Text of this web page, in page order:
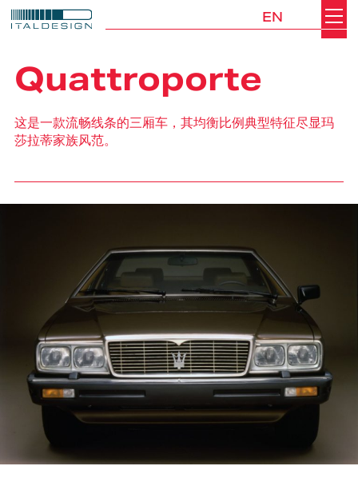
EN Search
Quattroporte
这是一款流畅线条的三厢车，其均衡比例典型特征尽显玛
莎拉蒂家族风范。